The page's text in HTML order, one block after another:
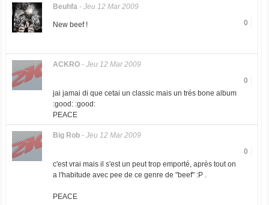
Beuhfa- Jeu 12 Mar 2009
0
New beef !
ACKRO- Jeu 12 Mar 2009
0
jai jamai di que cetai un classic mais un trés bone album
:good: :good:
PEACE
Big Rob- Jeu 12 Mar 2009
0
c'est vrai mais il s'est un peut trop emporté, après tout on
a l'habitude avec pee de ce genre de "beef" :P .
PEACE